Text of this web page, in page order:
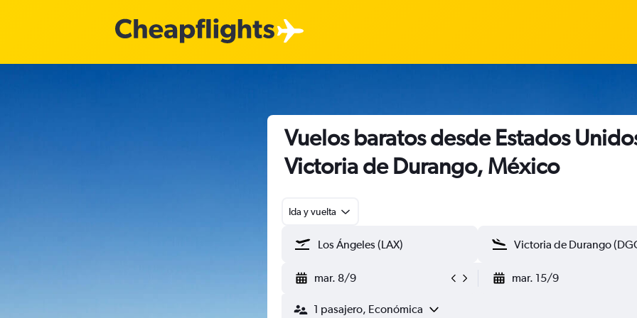
Vuelos baratos desde Estados
Victoria de Durango, México
Ida y vuelta
mar. 8/9 mar. 15/9
1 pasajero, Económica